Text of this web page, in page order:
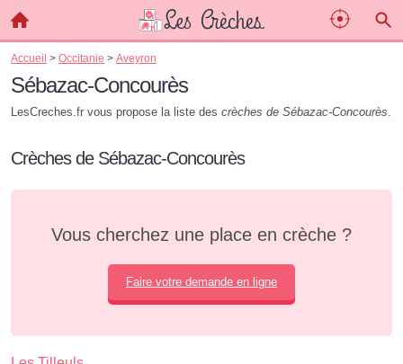
Accueil > Occitanie > Aveyron
Sébazac-Concourès
LesCreches.fr vous propose la liste des crèches de Sébazac-Concourès.
Crèches de Sébazac-Concourès
Vous cherchez une place en crèche ?
Faire votre demande en ligne